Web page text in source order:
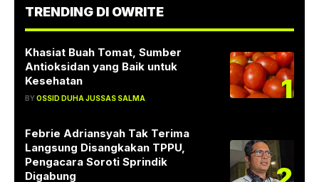
TRENDING DI OWRITE
Khasiat Buah Tomat, Sumber
Antioksidan yang Baik untuk
Kesehatan
BYOSSID DUHA JUSSAS SALMA 1
Febrie Adriansyah Tak Terima
Langsung Disangkakan TPPU,
Pengacara Soroti Sprindik
Digabung